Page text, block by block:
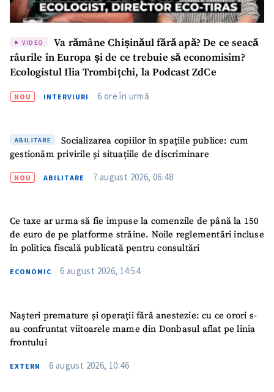
VIDEO
Va rămâne Chișinăul fără apă? De ce seacă
râurile în Europa și de ce trebuie să economisim?
Ecologistul Ilia Trombițchi, la Podcast ZdCe
NOU INTERVIURI 6 ore în urmă
ABILITARE
Socializarea copiilor în spațiile publice: cum
gestionăm privirile și situațiile de discriminare
NOU ABILITARE 7 august 2026, 06:48
Ce taxe ar urma să fie impuse la comenzile de până la 150
de euro de pe platforme străine. Noile reglementări incluse
în politica fiscală publicată pentru consultări
ECONOMIC 6 august 2026, 14:54
Nașteri premature și operații fără anestezie: cu ce orori s-
au confruntat viitoarele mame din Donbasul aflat pe linia
frontului
EXTERN 6 august 2026, 10:46